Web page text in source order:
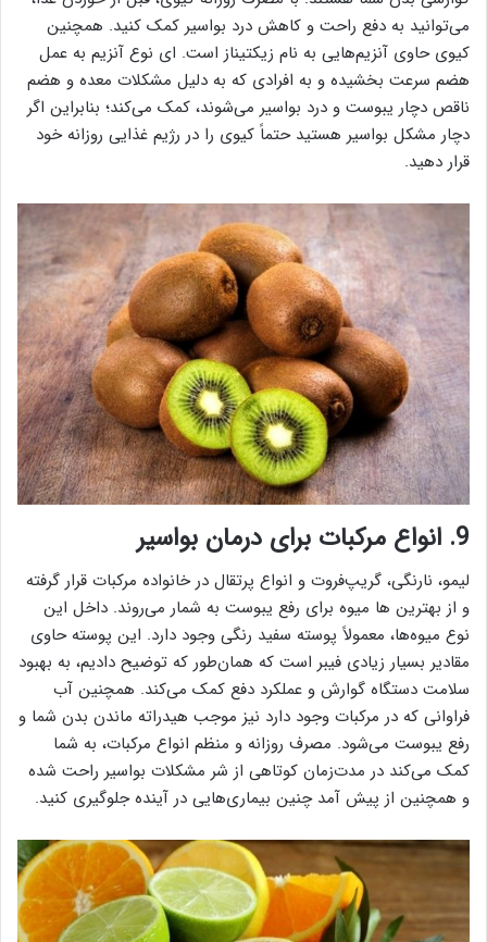
می‌توانید به دفع راحت و کاهش درد بواسیر کمک کنید. همچنین
کیوی حاوی آنزیم‌هایی به نام زیکتیناز است. ای نوع آنزیم به عمل
هضم سرعت بخشیده و به افرادی که به دلیل مشکلات معده و هضم
ناقص دچار یبوست و درد بواسیر می‌شوند، کمک می‌کند؛ بنابراین اگر
دچار مشکل بواسیر هستید حتماً کیوی را در رژیم غذایی روزانه خود
قرار دهید.
9. انواع مرکبات برای درمان بواسیر
لیمو، نارنگی، گریپ‌فروت و انواع پرتقال در خانواده مرکبات قرار گرفته
و از بهترین ها میوه برای رفع یبوست به شمار می‌روند. داخل این
نوع میوه‌ها، معمولاً پوسته سفید رنگی وجود دارد. این پوسته حاوی
مقادیر بسیار زیادی فیبر است که همان‌طور که توضیح دادیم، به بهبود
سلامت دستگاه گوارش و عملکرد دفع کمک می‌کند. همچنین آب
فراوانی که در مرکبات وجود دارد نیز موجب هیدراته ماندن بدن شما و
رفع یبوست می‌شود. مصرف روزانه و منظم انواع مرکبات، به شما
کمک می‌کند در مدت‌زمان کوتاهی از شر مشکلات بواسیر راحت شده
و همچنین از پیش آمد چنین بیماری‌هایی در آینده جلوگیری کنید.